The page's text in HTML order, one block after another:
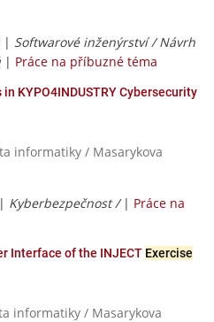
| Softwarové inženýrství / Návrh
| Práce na příbuzné téma
KYPO4INDUSTRY Cybersecurity
informatiky / Masarykova
| Kyberbezpečnost / | Práce na
Interface of the INJECT Exercise
informatiky / Masarykova